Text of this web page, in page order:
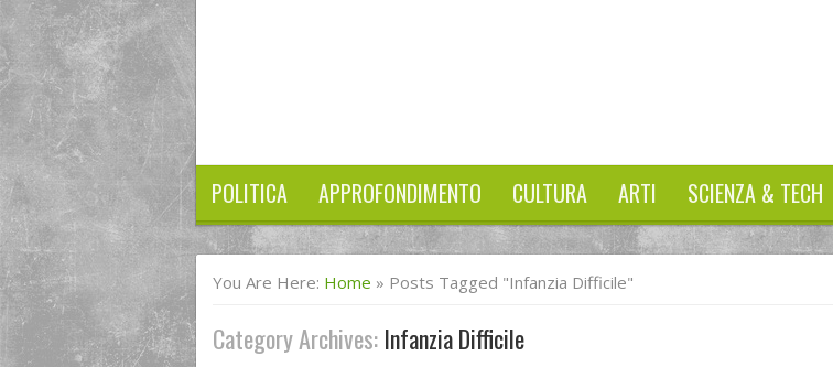
POLITICA APPROFONDIMENTO CULTURA ARTI SCIENZA & TECH
You Are Here: Home » Posts Tagged "infanzia Difficile"
Category Archives: Infanzia Difficile